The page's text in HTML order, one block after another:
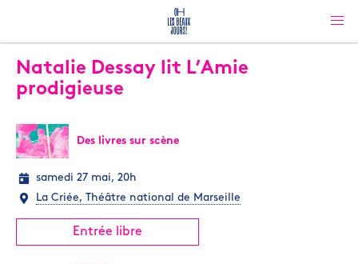
Natalie Dessay lit L’Amie
prodigieuse
Des livres sur scène
samedi 27 mai, 20h
La Criée, Théâtre national de Marseille
Entrée libre